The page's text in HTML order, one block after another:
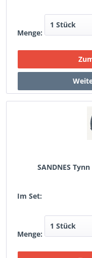
Menge:
SANDNES
Im Set:
Menge: